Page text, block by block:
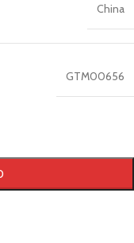
China
GTM00656